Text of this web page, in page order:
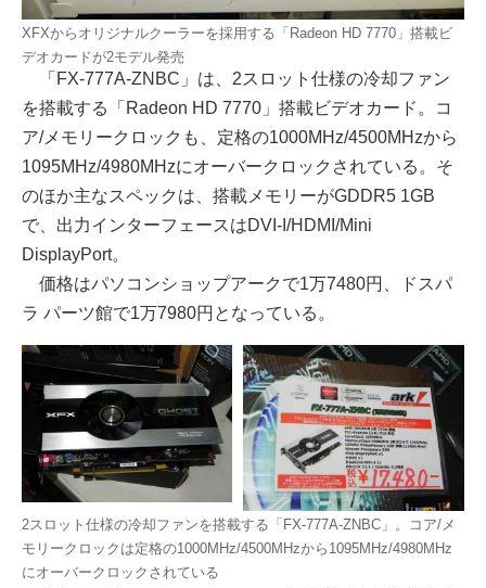
XFXからオリジナルクーラーを採用する「Radeon HD 7770」搭載ビ
デオカードが2モデル発売
「FX-777A-ZNBC」は、2スロット仕様の冷却ファン
を搭載する「Radeon HD 7770」搭載ビデオカード。コ
ア/メモリークロックも、定格の1000MHz/4500MHzから
1095MHz/4980MHzにオーバークロックされている。そ
のほか主なスペックは、搭載メモリーがGDDR5 1GB
で、出力インターフェースはDVI-I/HDMI/Mini
DisplayPort。
価格はパソコンショップアークで1万7480円、ドスパ
ラ パーツ館で1万7980円となっている。
2スロット仕様の冷却ファンを搭載する「FX-777A-ZNBC」。コア/メ
モリークロックは定格の1000MHz/4500MHzから1095MHz/4980MHz
にオーバークロックされている